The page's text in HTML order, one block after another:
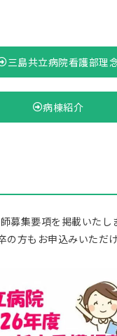
三島共立病院看護部理
病棟紹介
募集要項を掲載いたし
の方もお申込みいただけ